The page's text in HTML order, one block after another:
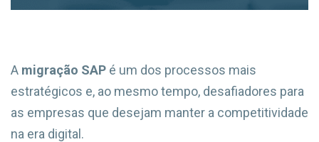
A migração SAP é um dos processos mais
estratégicos e, ao mesmo tempo, desafiadores para
as empresas que desejam manter a competitividade
na era digital.